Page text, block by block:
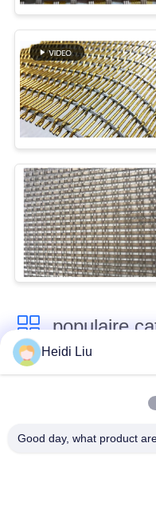
populaire
het netwerkriem van
Heidi Liu
Good day, what product